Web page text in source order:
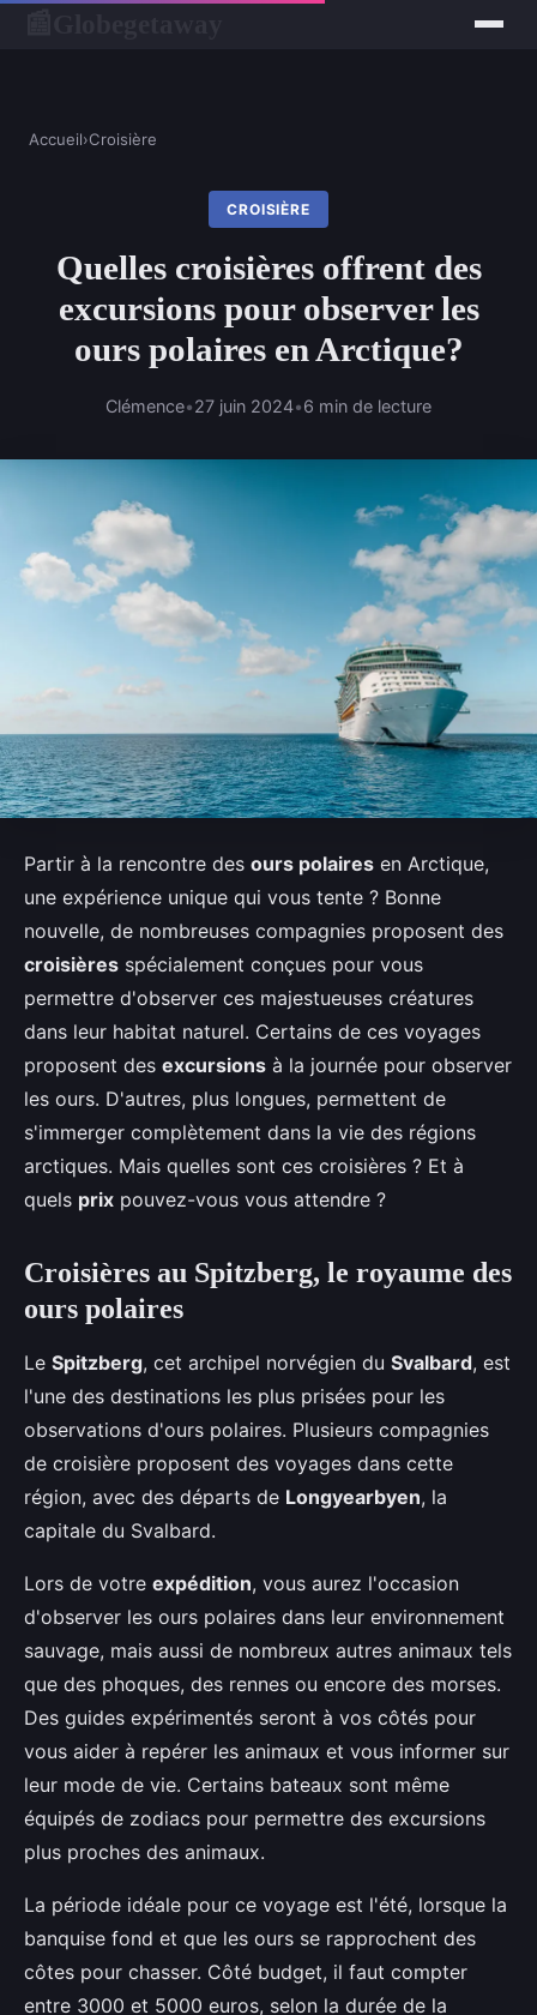
Accueil›Croisière
CROISIÈRE
Quelles croisières offrent des
excursions pour observer les
ours polaires en Arctique?
Clémence•27 juin 2024•6 min de lecture
Partir à la rencontre des ours polaires en Arctique,
une expérience unique qui vous tente ? Bonne
nouvelle, de nombreuses compagnies proposent des
croisières spécialement conçues pour vous
permettre d'observer ces majestueuses créatures
dans leur habitat naturel. Certains de ces voyages
proposent des excursions à la journée pour observer
les ours. D'autres, plus longues, permettent de
s'immerger complètement dans la vie des régions
arctiques. Mais quelles sont ces croisières ? Et à
quels prix pouvez-vous vous attendre ?
Croisières au Spitzberg, le royaume des
ours polaires
Le Spitzberg, cet archipel norvégien du Svalbard, est
l'une des destinations les plus prisées pour les
observations d'ours polaires. Plusieurs compagnies
de croisière proposent des voyages dans cette
région, avec des départs de Longyearbyen, la
capitale du Svalbard.
Lors de votre expédition, vous aurez l'occasion
d'observer les ours polaires dans leur environnement
sauvage, mais aussi de nombreux autres animaux tels
que des phoques, des rennes ou encore des morses.
Des guides expérimentés seront à vos côtés pour
vous aider à repérer les animaux et vous informer sur
leur mode de vie. Certains bateaux sont même
équipés de zodiacs pour permettre des excursions
plus proches des animaux.
La période idéale pour ce voyage est l'été, lorsque la
banquise fond et que les ours se rapprochent des
côtes pour chasser. Côté budget, il faut compter
entre 3000 et 5000 euros, selon la durée de la